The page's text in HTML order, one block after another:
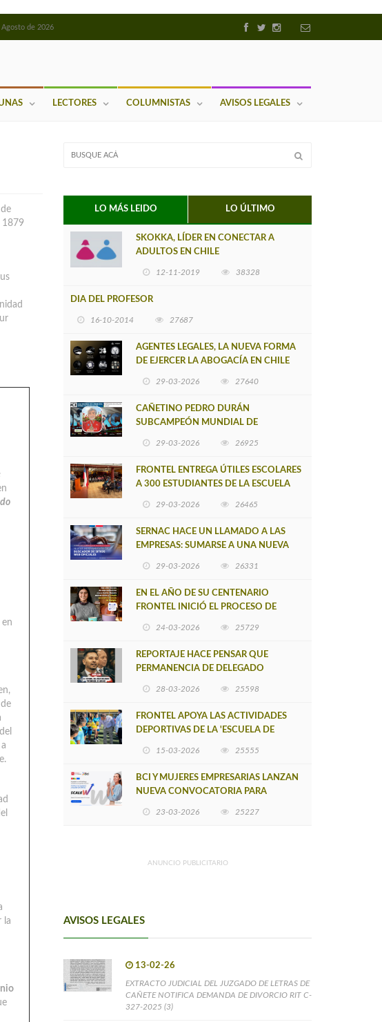
de 2026
LECTORES COLUMNISTAS AVISOS LEGALES
1879
la
LO MÁS LEIDO LO ÚLTIMO
SKOKKA, LÍDER EN CONECTAR A
ADULTOS EN CHILE
12-11-2019 38328
DIA DEL PROFESOR
16-10-2014 27687
AGENTES LEGALES, LA NUEVA FORMA
DE EJERCER LA ABOGACÍA EN CHILE
29-03-2026 27640
CAÑETINO PEDRO DURÁN
SUBCAMPEÓN MUNDIAL DE
29-03-2026 26925
FRONTEL ENTREGA ÚTILES ESCOLARES
A 300 ESTUDIANTES DE LA ESCUELA
29-03-2026 26465
SERNAC HACE UN LLAMADO A LAS
EMPRESAS: SUMARSE A UNA NUEVA
29-03-2026 26331
EN EL AÑO DE SU CENTENARIO
FRONTEL INICIÓ EL PROCESO DE
24-03-2026 25729
REPORTAJE HACE PENSAR QUE
PERMANENCIA DE DELEGADO
28-03-2026 25598
FRONTEL APOYA LAS ACTIVIDADES
DEPORTIVAS DE LA 'ESCUELA DE
15-03-2026 25555
BCI Y MUJERES EMPRESARIAS LANZAN
NUEVA CONVOCATORIA PARA
23-03-2026 25227
ANUNCIO PUBLICITARIO
AVISOS LEGALES
13-02-26
EXTRACTO JUDICIAL DEL JUZGADO DE LETRAS DE
CAÑETE NOTIFICA DEMANDA DE DIVORCIO RIT C-
327-2025 (3)